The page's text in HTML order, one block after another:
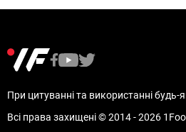
При цитуванні та використанні
Всі права захищені © 2014 - 2026